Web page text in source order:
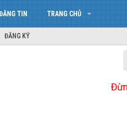
TIN TRANG CHỦ
ĐĂNG KÝ